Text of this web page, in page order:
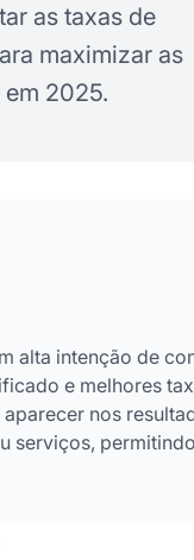
as taxas de
maximizar as
em 2025.
alta intenção de
e melhores
nos